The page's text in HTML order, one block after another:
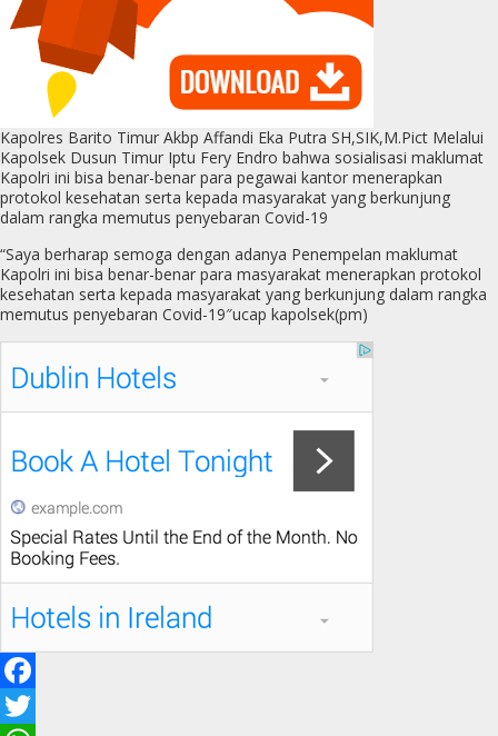
Kapolres Barito Timur Akbp Affandi Eka Putra SH,SIK,M.Pict Melalui
Kapolsek Dusun Timur Iptu Fery Endro bahwa sosialisasi maklumat
Kapolri ini bisa benar-benar para pegawai kantor menerapkan
protokol kesehatan serta kepada masyarakat yang berkunjung
dalam rangka memutus penyebaran Covid-19
“Saya berharap semoga dengan adanya Penempelan maklumat
Kapolri ini bisa benar-benar para masyarakat menerapkan protokol
kesehatan serta kepada masyarakat yang berkunjung dalam rangka
memutus penyebaran Covid-19″ucap kapolsek(pm)
F